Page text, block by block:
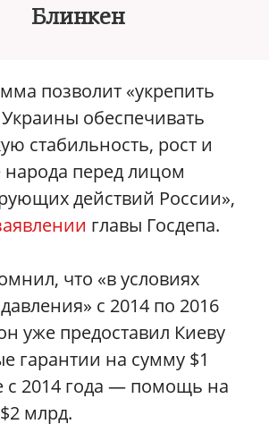
Блинкен
позволит «укрепить
обеспечивать
стабильность, рост и
перед лицом
действий России»,
главы Госдепа.
что «в условиях
с 2014 по 2016
уже предоставил Киеву
гарантии на сумму $1
с 2014 года — помощь на
млрд.